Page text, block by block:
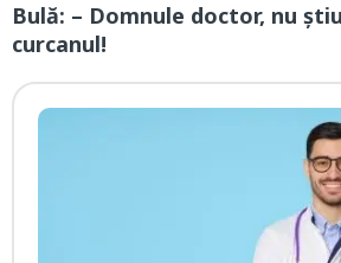
Bulă: – Domnule doctor, nu
curcanul!